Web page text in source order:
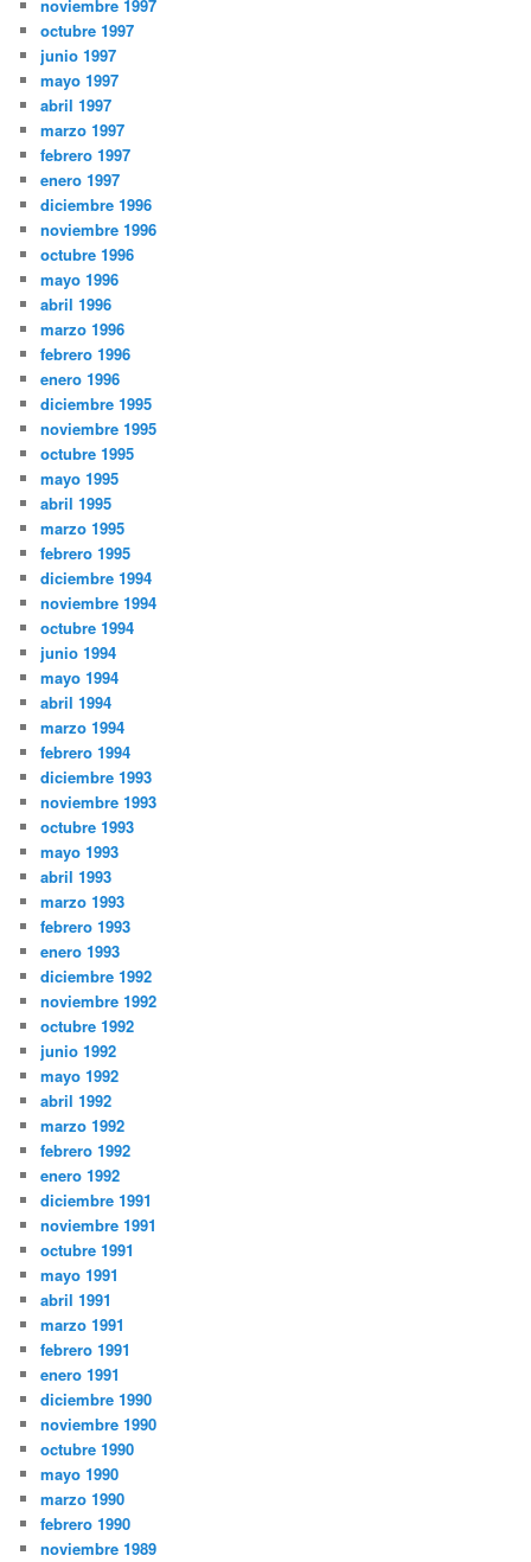
noviembre 1997
octubre 1997
junio 1997
mayo 1997
abril 1997
marzo 1997
febrero 1997
enero 1997
diciembre 1996
noviembre 1996
octubre 1996
mayo 1996
abril 1996
marzo 1996
febrero 1996
enero 1996
diciembre 1995
noviembre 1995
octubre 1995
mayo 1995
abril 1995
marzo 1995
febrero 1995
diciembre 1994
noviembre 1994
octubre 1994
junio 1994
mayo 1994
abril 1994
marzo 1994
febrero 1994
diciembre 1993
noviembre 1993
octubre 1993
mayo 1993
abril 1993
marzo 1993
febrero 1993
enero 1993
diciembre 1992
noviembre 1992
octubre 1992
junio 1992
mayo 1992
abril 1992
marzo 1992
febrero 1992
enero 1992
diciembre 1991
noviembre 1991
octubre 1991
mayo 1991
abril 1991
marzo 1991
febrero 1991
enero 1991
diciembre 1990
noviembre 1990
octubre 1990
mayo 1990
marzo 1990
febrero 1990
noviembre 1989